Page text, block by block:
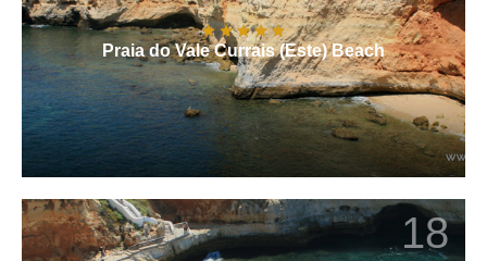
Praia do Vale Currais (Este) Beach
18